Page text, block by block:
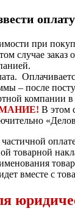
при
случае заказ
– после
компании
В этом
товарной
вместе с